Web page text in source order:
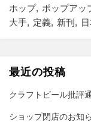
ホップ
ポップアッ
大手
定義 新刊
最近の投稿
クラフトビール批評
ショップ閉店のお知